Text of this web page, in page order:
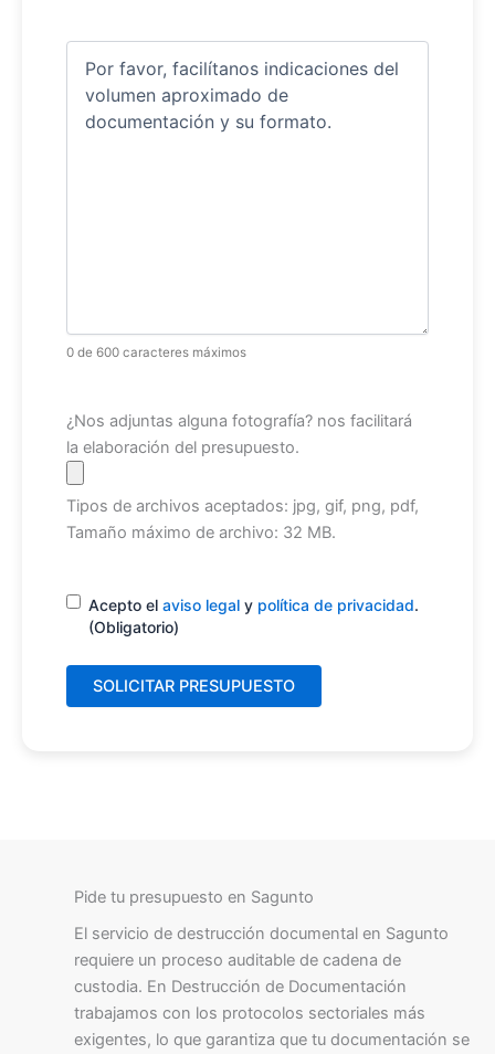
Comentarios
0 de 600 caracteres máximos
Archivo
¿Nos adjuntas alguna fotografía? nos facilitará
la elaboración del presupuesto.
Tipos de archivos aceptados: jpg, gif, png, pdf,
Tamaño máximo de archivo: 32 MB.
Consentimiento(Obligatorio)
Acepto el aviso legal y política de privacidad.
(Obligatorio)
Pide tu presupuesto en Sagunto
El servicio de destrucción documental en Sagunto
requiere un proceso auditable de cadena de
custodia. En Destrucción de Documentación
trabajamos con los protocolos sectoriales más
exigentes, lo que garantiza que tu documentación se